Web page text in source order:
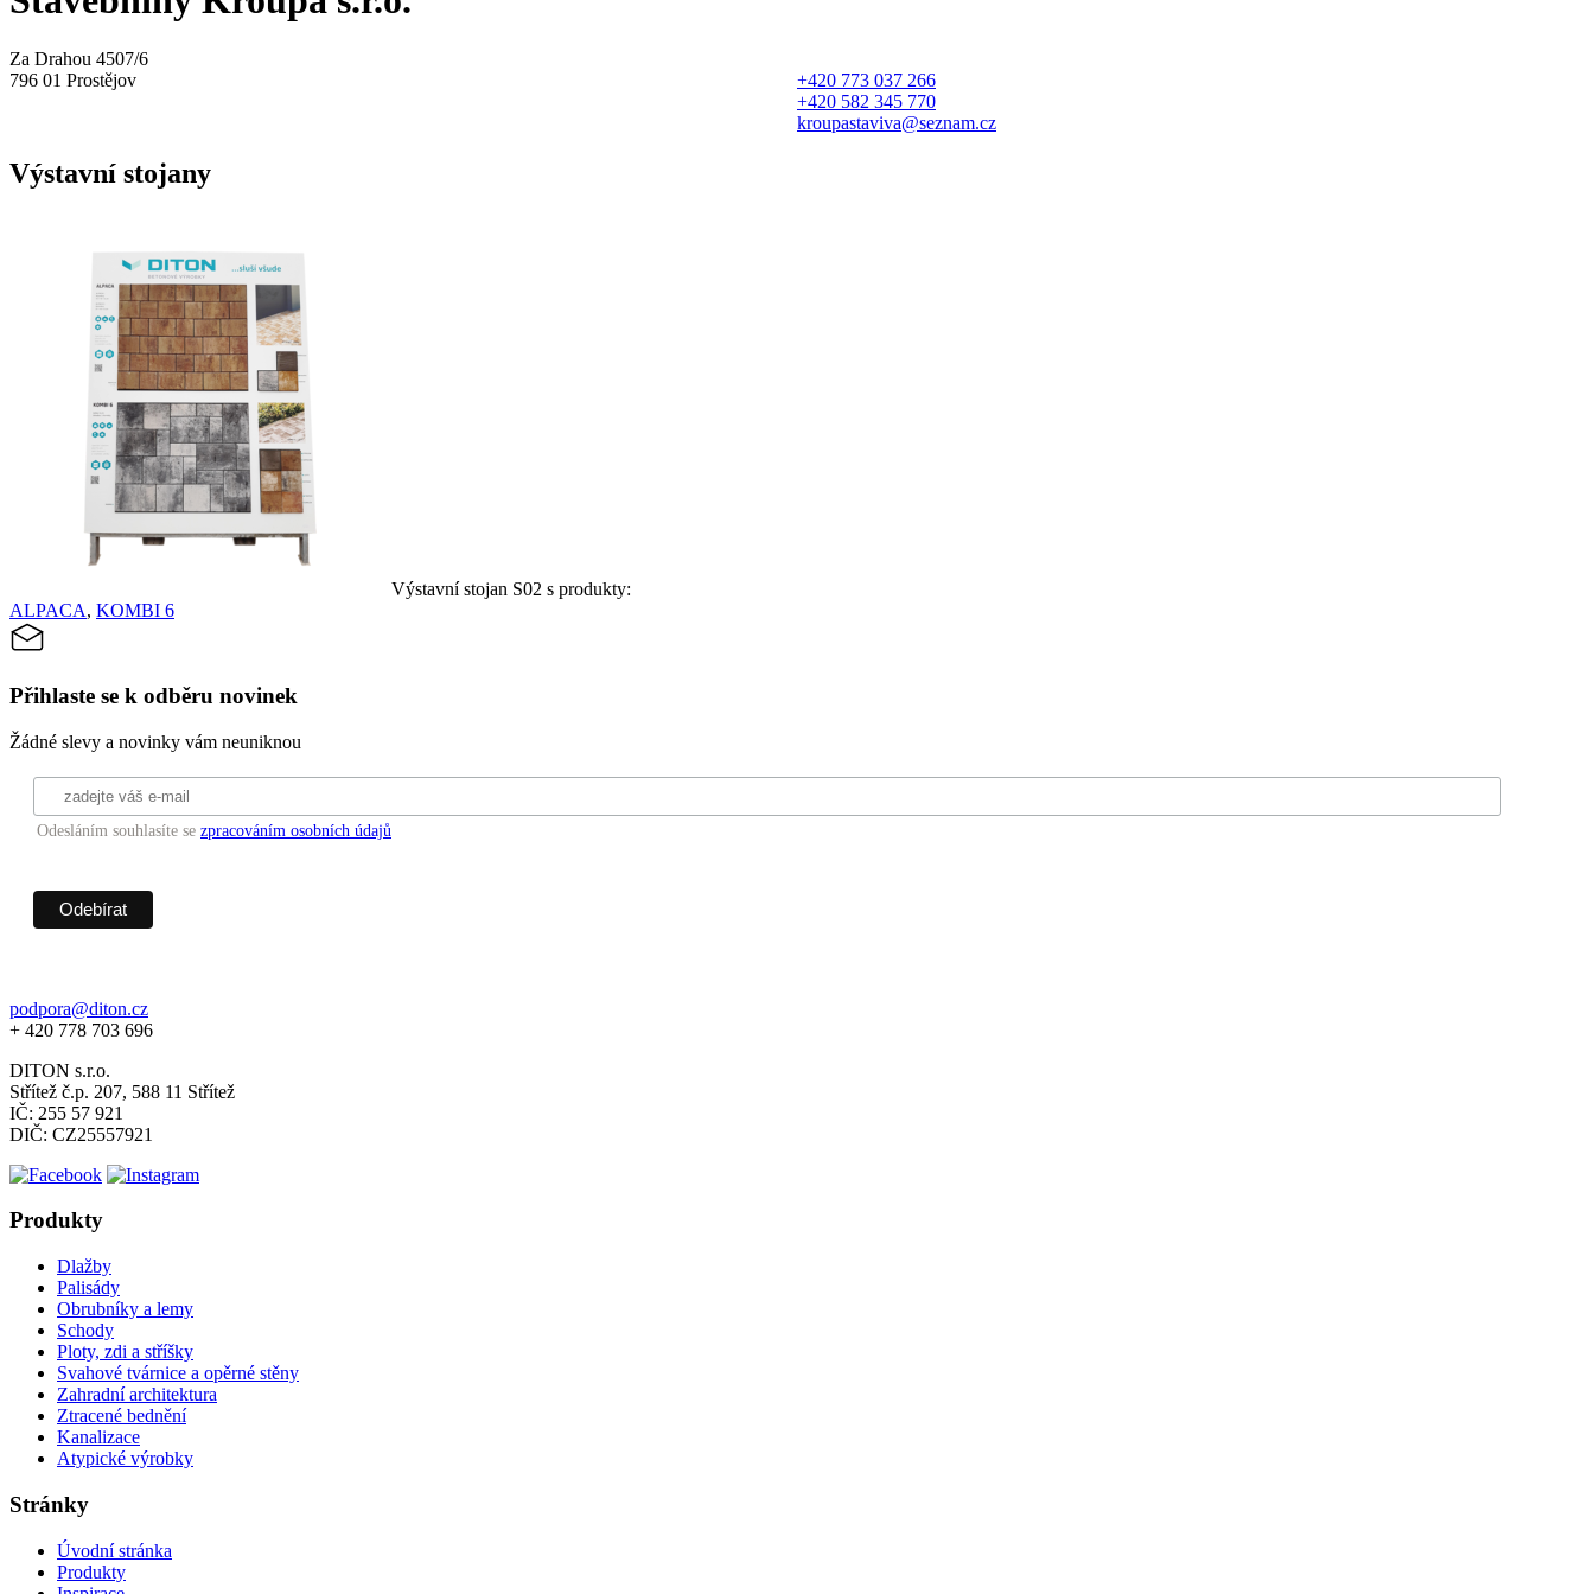
Za Drahou 4507/6
796 01 Prostějov
+420 773 037 266
+420 582 345 770
kroupastaviva@seznam.cz
Výstavní stojany
Výstavní stojan S02 s produkty:
ALPACA, KOMBI 6
Přihlaste se k odběru novinek
Žádné slevy a novinky vám neuniknou
Odesláním souhlasíte se zpracováním osobních údajů
podpora@diton.cz
+ 420 778 703 696
DITON s.r.o.
Střítež č.p. 207, 588 11 Střítež
IČ: 255 57 921
DIČ: CZ25557921
Produkty
Dlažby
Palisády
Obrubníky a lemy
Schody
Ploty, zdi a stříšky
Svahové tvárnice a opěrné stěny
Zahradní architektura
Ztracené bednění
Kanalizace
Atypické výrobky
Stránky
Úvodní stránka
Produkty